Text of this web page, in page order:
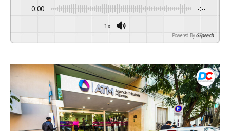
0:00 -:--
1x
Powered By GSpeech